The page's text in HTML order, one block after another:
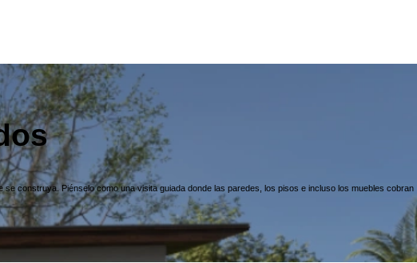
construya. Piénselo como una visita guiada donde las paredes, los pisos e incluso los muebles cobran